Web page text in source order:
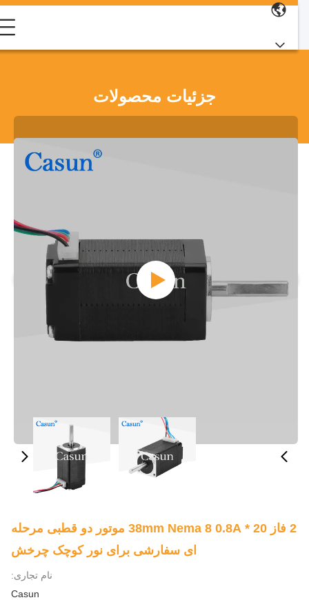
جزئیات محصولات
2 فاز 20 * 38mm Nema 8 0.8A موتور دو قطبی مرحله
ای سفارشی برای نور کوچک چرخش
نام تجاری:
Casun